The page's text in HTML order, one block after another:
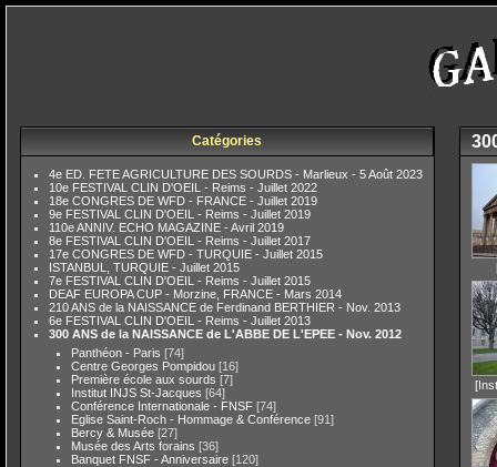
Catégories
4e ED. FETE AGRICULTURE DES SOURDS - Marlieux - 5 Août 2023
10e FESTIVAL CLIN D'OEIL - Reims - Juillet 2022
18e CONGRES DE WFD - FRANCE - Juillet 2019
9e FESTIVAL CLIN D'OEIL - Reims - Juillet 2019
110e ANNIV. ECHO MAGAZINE - Avril 2019
8e FESTIVAL CLIN D'OEIL - Reims - Juillet 2017
17e CONGRES DE WFD - TURQUIE - Juillet 2015
ISTANBUL, TURQUIE - Juillet 2015
7e FESTIVAL CLIN D'OEIL - Reims - Juillet 2015
DEAF EUROPA CUP - Morzine, FRANCE - Mars 2014
210 ANS de la NAISSANCE de Ferdinand BERTHIER - Nov. 2013
6e FESTIVAL CLIN D'OEIL - Reims - Juillet 2013
300 ANS de la NAISSANCE de L'ABBE DE L'EPEE - Nov. 2012
Panthéon - Paris [74]
Centre Georges Pompidou [16]
Première école aux sourds [7]
Institut INJS St-Jacques [64]
Conférence Internationale - FNSF [74]
Eglise Saint-Roch - Hommage & Conférence [91]
Bercy & Musée [27]
Musée des Arts forains [36]
Banquet FNSF - Anniversaire [120]